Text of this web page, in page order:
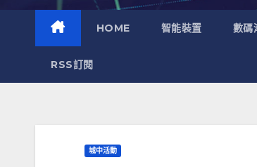
HOME 智能裝置 數碼
RSS訂閱
城中活動